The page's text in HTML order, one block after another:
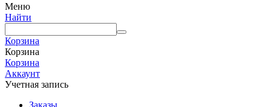
Меню
Найти
Корзина
Корзина
Корзина
Аккаунт
Учетная запись
Заказы